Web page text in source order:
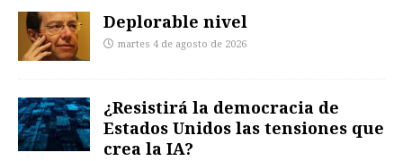
Deplorable nivel
martes 4 de agosto de 2026
¿Resistirá la democracia de
Estados Unidos las tensiones que
crea la IA?